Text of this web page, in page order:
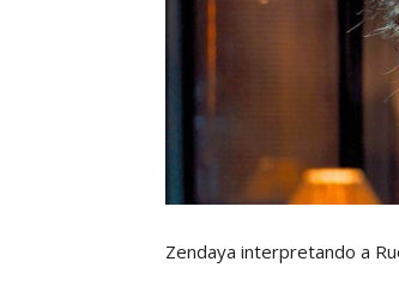
Zendaya interpretando a